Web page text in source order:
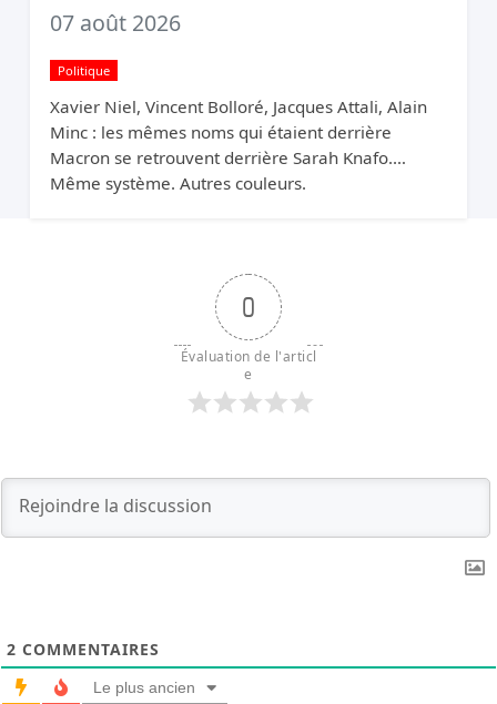
07 août 2026
Politique
Xavier Niel, Vincent Bolloré, Jacques Attali, Alain
Minc : les mêmes noms qui étaient derrière
Macron se retrouvent derrière Sarah Knafo.
Même système. Autres couleurs.
0
Évaluation de l'articl
e
2 COMMENTAIRES
Le plus ancien